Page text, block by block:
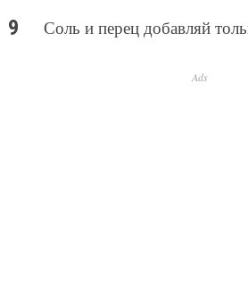
Соль и перец добавляй
Ads